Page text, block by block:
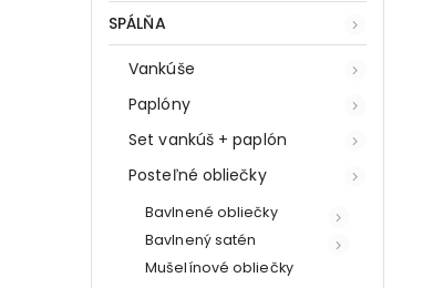
SPÁLŇA
Vankúše
Paplóny
Set vankúš + paplón
Posteľné obliečky
Bavlnené obliečky
Bavlnený satén
Mušelínové obliečky